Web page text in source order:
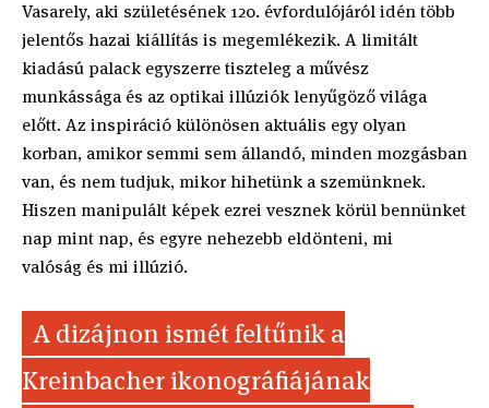
Vasarely, aki születésének 120. évfordulójáról idén több
jelentős hazai kiállítás is megemlékezik. A limitált
kiadású palack egyszerre tiszteleg a művész
munkássága és az optikai illúziók lenyűgöző világa
előtt. Az inspiráció különösen aktuális egy olyan
korban, amikor semmi sem állandó, minden mozgásban
van, és nem tudjuk, mikor hihetünk a szemünknek.
Hiszen manipulált képek ezrei vesznek körül bennünket
nap mint nap, és egyre nehezebb eldönteni, mi
valóság és mi illúzió.
A dizájnon ismét feltűnik a
Kreinbacher ikonográfiájának